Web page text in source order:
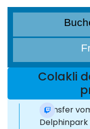
Colakli
Transfer
Delphinpark